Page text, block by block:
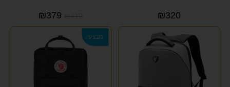
₪320
₪419
₪379
מבצע!